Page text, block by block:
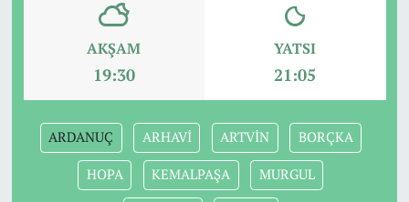
AKŞAM
19:30
YATSI
21:05
ARDANUÇ ARHAVİ ARTVİN BORÇKA
HOPA KEMALPAŞA MURGUL